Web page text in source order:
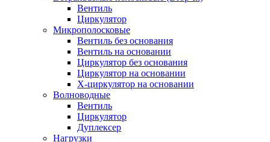
Вентиль
Циркулятор
Микрополосковые
Вентиль без основания
Вентиль на основании
Циркулятор без основания
Циркулятор на основании
Х-циркулятор на основании
Волноводные
Вентиль
Циркулятор
Дуплексер
Нагрузки